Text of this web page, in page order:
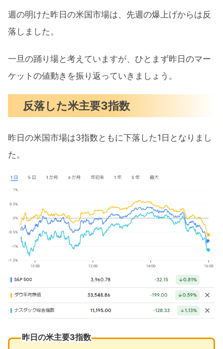
アマゾンが過去最大級のレイオフ
のか
まとめ
週の明けた昨日の米国市場は、先週の爆上げからは反
落しました。
一旦の踊り場と考えていますが、ひとまず昨日のマー
ケットの値動きを振り返っていきましょう。
反落した米主要3指数
昨日の米国市場は3指数ともに下落した1日となりまし
た。
昨日の米主要3指数